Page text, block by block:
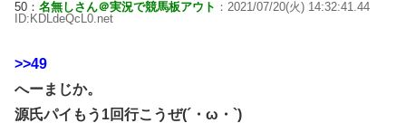
50： 名無しさん＠実況で競馬板アウト ：2021/07/20(火) 14:32:41.44
ID:KDLdeQcL0.net
>>49
へーまじか。
源氏パイもう1回行こうぜ(´・ω・`)